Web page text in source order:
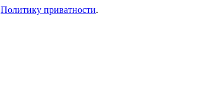
Политику приватности.